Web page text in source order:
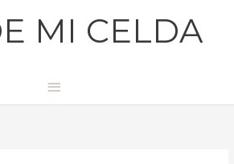
MI CELDA
Menú
principal